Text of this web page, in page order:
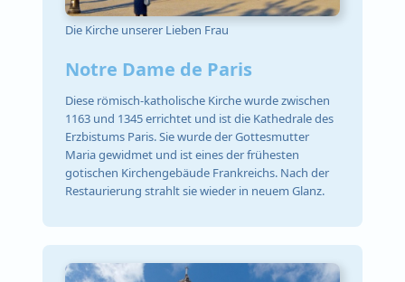
Die Kirche unserer Lieben Frau
Notre Dame de Paris
Diese römisch-katholische Kirche wurde zwischen
1163 und 1345 errichtet und ist die Kathedrale des
Erzbistums Paris. Sie wurde der Gottesmutter
Maria gewidmet und ist eines der frühesten
gotischen Kirchengebäude Frankreichs. Nach der
Restaurierung strahlt sie wieder in neuem Glanz.